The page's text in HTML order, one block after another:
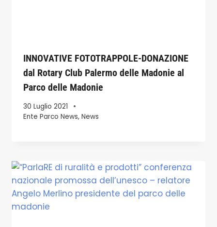
INNOVATIVE FOTOTRAPPOLE-DONAZIONE
dal Rotary Club Palermo delle Madonie al
Parco delle Madonie
30 Luglio 2021
Ente Parco News, News